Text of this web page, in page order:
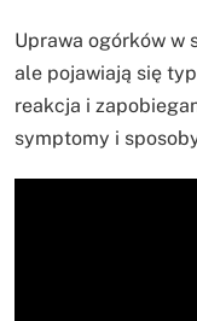
Uprawa ogórków w
ale pojawiają się
reakcja i
symptomy i